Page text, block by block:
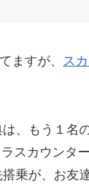
ますが、 ス
、もう１名
スカウンタ
乗が、お友